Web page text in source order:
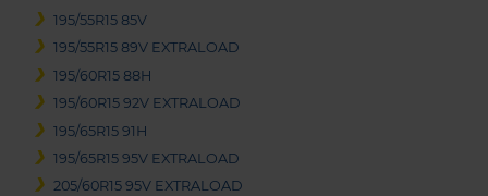
195/55R15 85V
195/55R15 89V EXTRALOAD
195/60R15 88H
195/60R15 92V EXTRALOAD
195/65R15 91H
195/65R15 95V EXTRALOAD
205/60R15 95V EXTRALOAD